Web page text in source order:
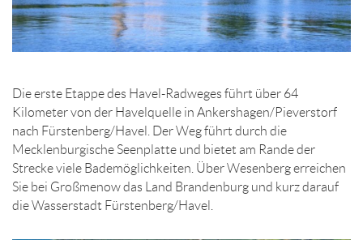
Die erste Etappe des Havel-Radweges führt über 64
Kilometer von der Havelquelle in Ankershagen/Pieverstorf
nach Fürstenberg/Havel. Der Weg führt durch die
Mecklenburgische Seenplatte und bietet am Rande der
Strecke viele Bademöglichkeiten. Über Wesenberg erreichen
Sie bei Großmenow das Land Brandenburg und kurz darauf
die Wasserstadt Fürstenberg/Havel.